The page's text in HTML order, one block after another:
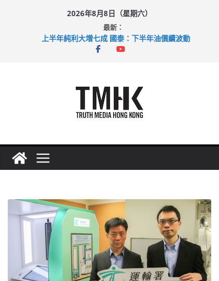
2026年8月8日（星期六）
最新：
上半年純利大增七成 國泰：下半年油價續波動
拜仁熱身賽挫維拉 啟德主場館奪錦標